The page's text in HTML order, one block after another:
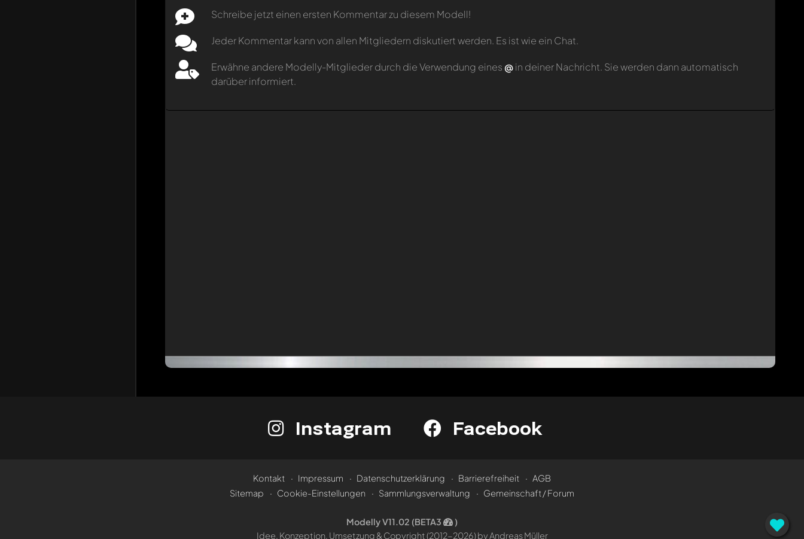
Schreibe jetzt einen ersten Kommentar zu diesem Modell!
Jeder Kommentar kann von allen Mitgliedern diskutiert werden. Es ist wie ein Chat.
Erwähne andere Modelly-Mitglieder durch die Verwendung eines @in deiner Nachricht. Sie werden dann automatisch
darüber informiert.
Instagram Facebook
Kontakt Impressum Datenschutzerklärung Barrierefreiheit
AGB
Sitemap
Cookie-Einstellungen Sammlungsverwaltung Gemeinschaft / Forum
Modelly V11.02 (BETA3
)
Idee, Konzeption, Umsetzung & Copyright (2012-2026) by Andreas Müller